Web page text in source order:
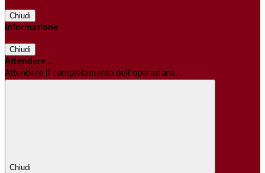
Chiudi
Informazione
Chiudi
Attendere...
Attendere il completamento dell'operazione...
Chiudi